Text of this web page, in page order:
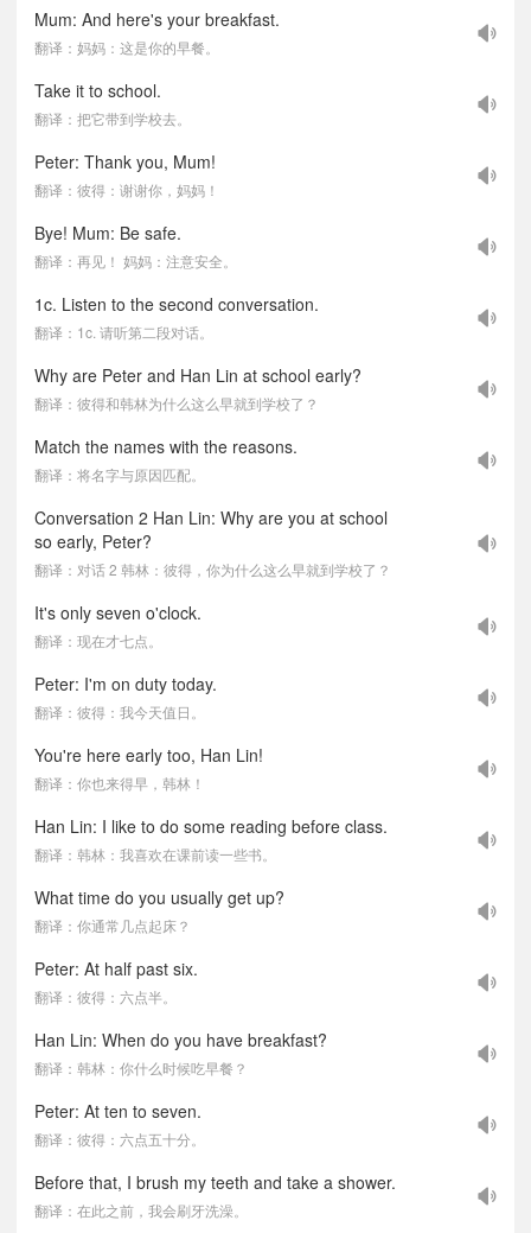
Mum: And here's your breakfast.
翻译：妈妈：这是你的早餐。
Take it to school.
翻译：把它带到学校去。
Peter: Thank you, Mum!
翻译：彼得：谢谢你，妈妈！
Bye! Mum: Be safe.
翻译：再见！ 妈妈：注意安全。
1c. Listen to the second conversation.
翻译：1c. 请听第二段对话。
Why are Peter and Han Lin at school early?
翻译：彼得和韩林为什么这么早就到学校了？
Match the names with the reasons.
翻译：将名字与原因匹配。
Conversation 2 Han Lin: Why are you at school
so early, Peter?
翻译：对话 2 韩林：彼得，你为什么这么早就到学校了？
It's only seven o'clock.
翻译：现在才七点。
Peter: I'm on duty today.
翻译：彼得：我今天值日。
You're here early too, Han Lin!
翻译：你也来得早，韩林！
Han Lin: I like to do some reading before class.
翻译：韩林：我喜欢在课前读一些书。
What time do you usually get up?
翻译：你通常几点起床？
Peter: At half past six.
翻译：彼得：六点半。
Han Lin: When do you have breakfast?
翻译：韩林：你什么时候吃早餐？
Peter: At ten to seven.
翻译：彼得：六点五十分。
Before that, I brush my teeth and take a shower.
翻译：在此之前，我会刷牙洗澡。